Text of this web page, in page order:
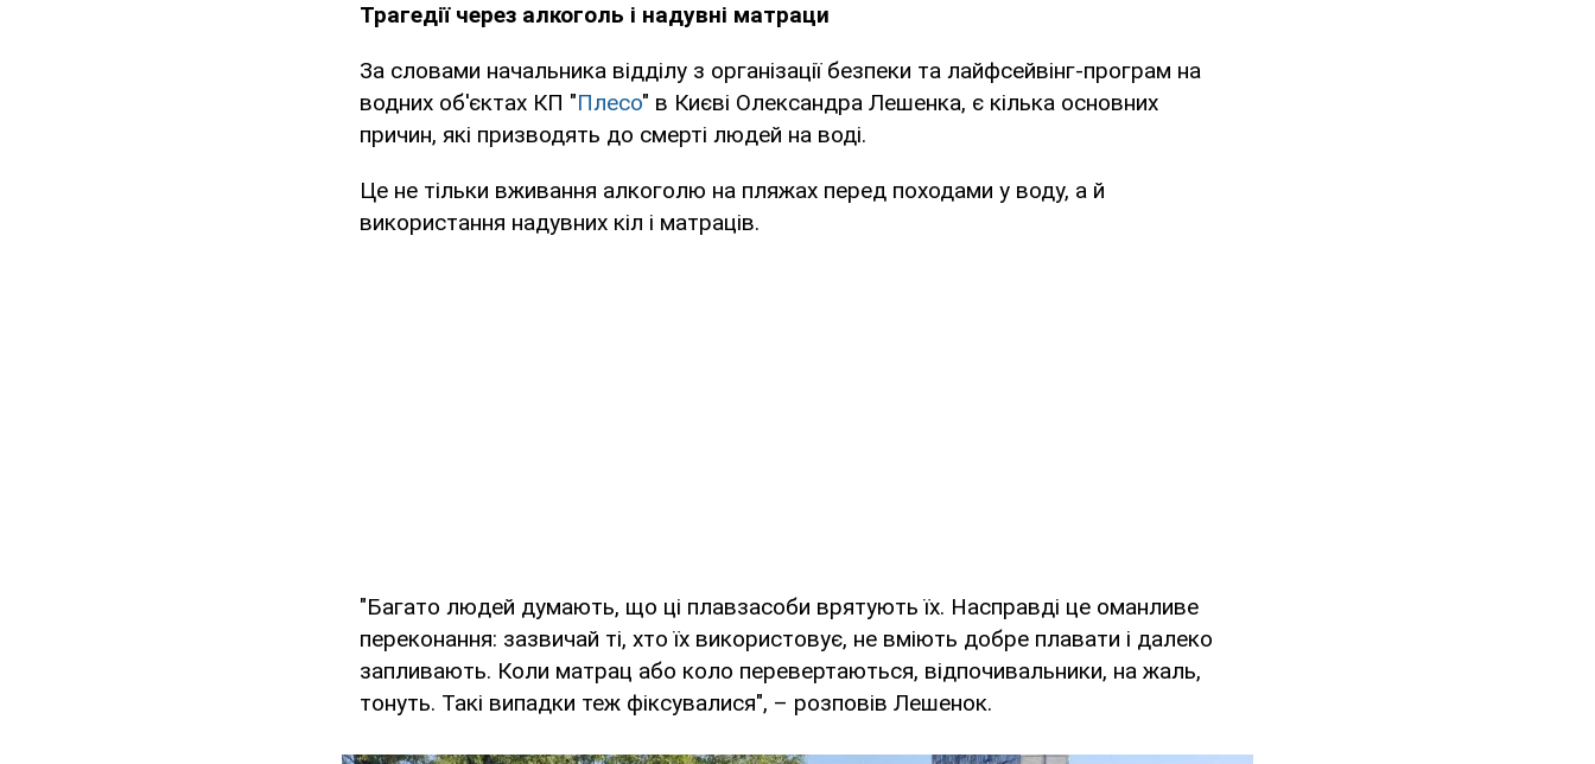
Трагедії через алкоголь і надувні матраци
За словами начальника відділу з організації безпеки та лайфсейвінг-програм на
водних об'єктах КП "Плесо" в Києві Олександра Лешенка, є кілька основних
причин, які призводять до смерті людей на воді.
Це не тільки вживання алкоголю на пляжах перед походами у воду, а й
використання надувних кіл і матраців.
"Багато людей думають, що ці плавзасоби врятують їх. Насправді це оманливе
переконання: зазвичай ті, хто їх використовує, не вміють добре плавати і далеко
запливають. Коли матрац або коло перевертаються, відпочивальники, на жаль,
тонуть. Такі випадки теж фіксувалися", – розповів Лешенок.